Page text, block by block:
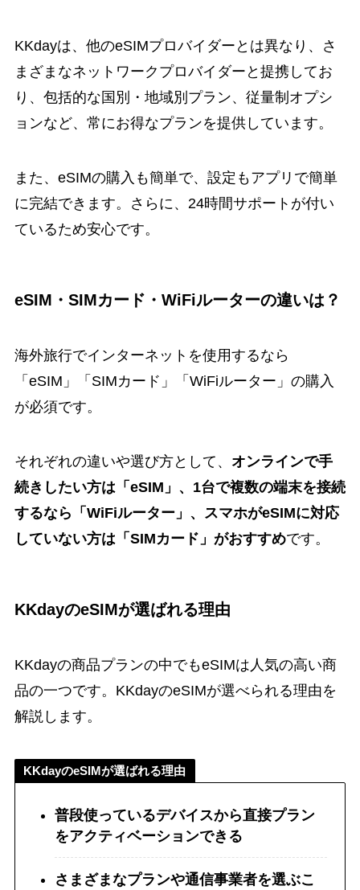
KKdayは、他のeSIMプロバイダーとは異なり、さ
まざまなネットワークプロバイダーと提携してお
り、包括的な国別・地域別プラン、従量制オプシ
ョンなど、常にお得なプランを提供しています。
また、eSIMの購入も簡単で、設定もアプリで簡単
に完結できます。さらに、24時間サポートが付い
ているため安心です。
eSIM・SIMカード・WiFiルーターの違いは？
海外旅行でインターネットを使用するなら
「eSIM」「SIMカード」「WiFiルーター」の購入
が必須です。
それぞれの違いや選び方として、 オンラインで手
続きしたい方は「eSIM」、1台で複数の端末を接続
するなら「WiFiルーター」、スマホがeSIMに対応
していない方は「SIMカード」がおすすめです。
KKdayのeSIMが選ばれる理由
KKdayの商品プランの中でもeSIMは人気の高い商
品の一つです。KKdayのeSIMが選べられる理由を
解説します。
KKdayのeSIMが選ばれる理由
普段使っているデバイスから直接プラン
をアクティベーションできる
さまざまなプランや通信事業者を選ぶこ